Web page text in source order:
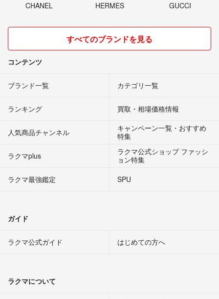
CHANEL HERMES GUCCI
すべてのブランドを見る
コンテンツ
ブランド一覧 カテゴリ一覧
ランキング 買取・相場価格情報
人気商品チャンネル
キャンペーン一覧・おすすめ
特集
ラクマplus
ラクマ公式ショップ ファッシ
ョン特集
ラクマ最強鑑定
SPU
ガイド
ラクマ公式ガイド はじめての方へ
ラクマについて